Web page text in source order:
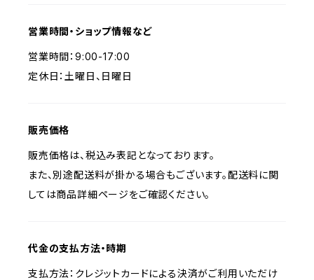
営業時間・ショップ情報など
営業時間：9:00-17:00
定休日：土曜日、日曜日
販売価格
販売価格は、税込み表記となっております。
また、別途配送料が掛かる場合もございます。配送料に関
しては商品詳細ページをご確認ください。
代金の支払方法・時期
支払方法：クレジットカードによる決済がご利用いただけ